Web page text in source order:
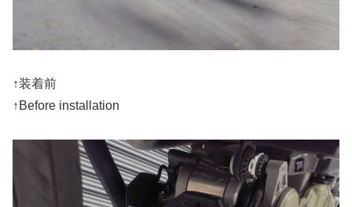
↑装着前
↑Before installation